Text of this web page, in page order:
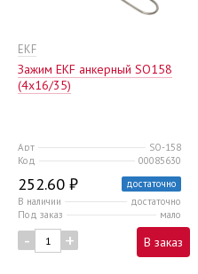
EKF
Зажим EKF анкерный SO158
(4x16/35)
Арт
SO-158
Код
00085630
252.60 ₽
достаточно
В наличии
достаточно
Под заказ
мало
- + В заказ